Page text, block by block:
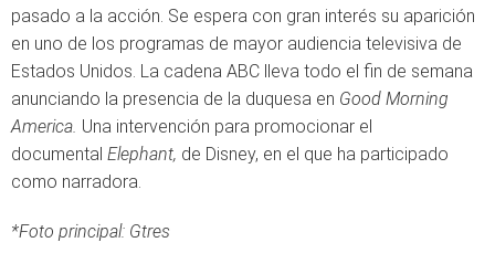
pasado a la acción. Se espera con gran interés su aparición
en uno de los programas de mayor audiencia televisiva de
Estados Unidos. La cadena ABC lleva todo el fin de semana
anunciando la presencia de la duquesa en Good Morning
America. Una intervención para promocionar el
documental Elephant, de Disney, en el que ha participado
como narradora.
*Foto principal: Gtres